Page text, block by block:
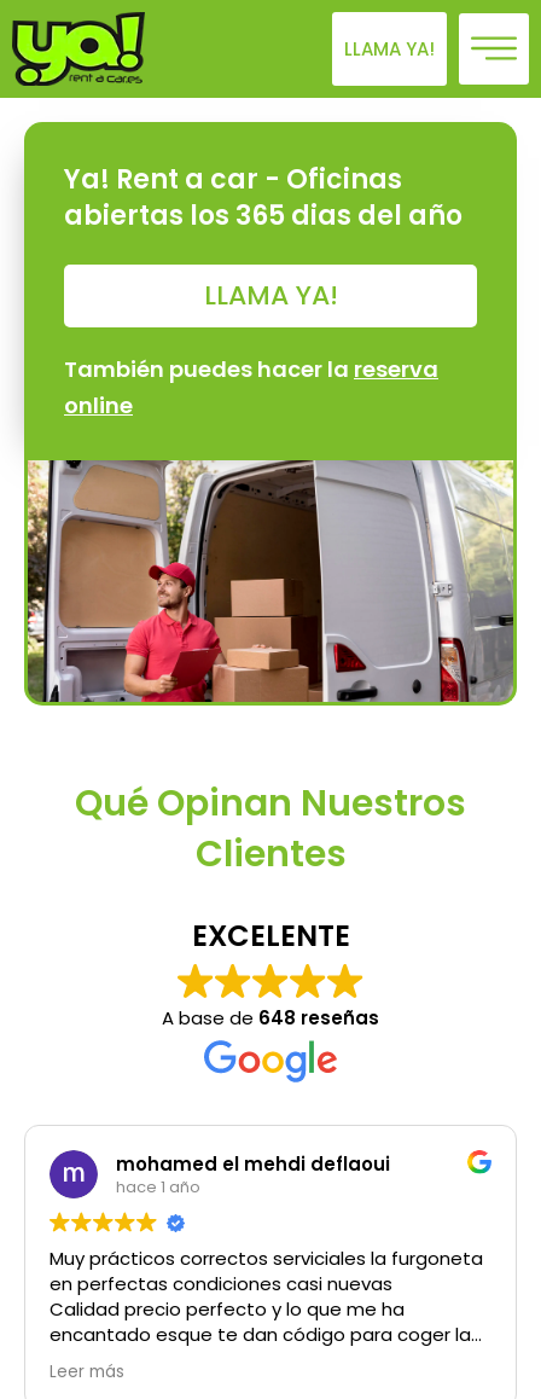
LLAMA YA!
Ya! Rent a car - Oficinas
abiertas los 365 dias del año
LLAMA YA!
También puedes hacer la reserva
online
Qué Opinan Nuestros
Clientes
EXCELENTE
A base de 648 reseñas
Miguel Sánchez
hace 1 año
Buenas tardes!!!!! . Experiencia gratamente
satisfactoria . La atención muy buena . La
puntualidad , que para mi es fundamental ,
impecable y el vehículo prácticamente nuevo y
en perfectas condiciones . No se puede pedir
más. Muy contento. Gracias por vuestro
Leer más